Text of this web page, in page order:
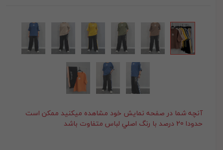
آنچه شما در صفحه نمايش خود مشاهده ميکنيد ممکن است
حدودا 20 درصد با رنگ اصلي لباس متفاوت باشد